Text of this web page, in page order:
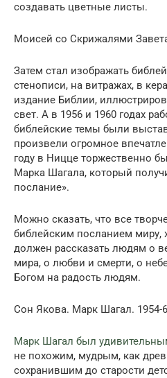
создавать цветные листы.
Моисей со Скрижалями
Затем стал изображать
стенописи, на витражах, в
издание Библии,
свет. А в 1956 и 1960 годах
библейские темы были
произвели огромное
году в Ницце торжественно
Марка Шагала, который
послание».
Можно сказать, что все
библейским посланием миру,
должен рассказать людям о
мира, о любви и смерти, о
Богом на радость людям.
Сон Якова. Марк Шагал. 1954-
Марк Шагал был
не похожим, мудрым, как
сохранившим до старости